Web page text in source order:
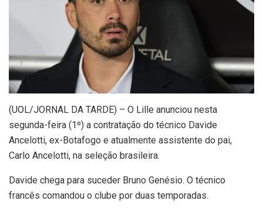
(UOL/JORNAL DA TARDE) – O Lille anunciou nesta
segunda-feira (1º) a contratação do técnico Davide
Ancelotti, ex-Botafogo e atualmente assistente do pai,
Carlo Ancelotti, na seleção brasileira.
Davide chega para suceder Bruno Genésio. O técnico
francês comandou o clube por duas temporadas.